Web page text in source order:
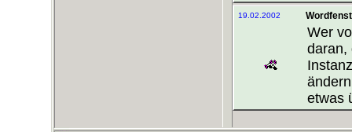
19.02.2002
Wer
daran,
etwas